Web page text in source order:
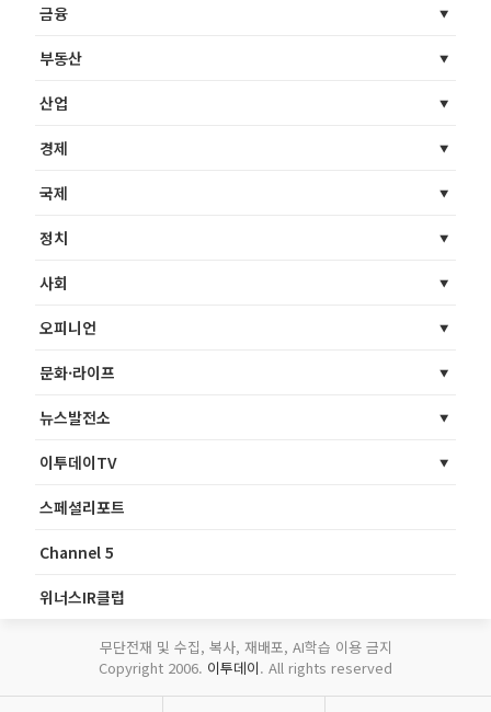
금융
부동산
산업
경제
국제
정치
사회
오피니언
문화·라이프
뉴스발전소
이투데이TV
스페셜리포트
Channel 5
위너스IR클럽
무단전재 및 수집, 복사, 재배포, AI학습 이용 금지
Copyright 2006. 이투데이. All rights reserved